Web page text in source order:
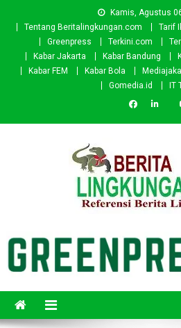
Kamis, Agustus
Tentang Beritalingkungan.com
Tarif
Greenpress
Terkini.com
Kabar Jakarta
Kabar Bandung
Kabar FEM
Kabar Bola
Gomedia.id
IT